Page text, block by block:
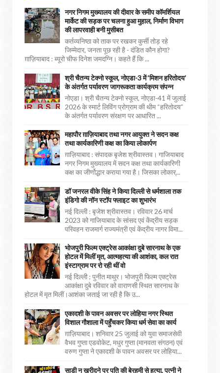
नगर निगम मुख्यालय की दीवार के समीप कॉमर्शियल
मार्केट की सड़क पर चलना हुआ मुहाल, निर्माण विभाग
की लापरवाही बनी मुसीबत
कर्तव्यनिष्ठा को ताक पर रखकर कुर्सी तोड़ रहे
जिम्मेदार, जनता पूछ रही है - दंडित कौन होगा?
ग़ाज़ियाबाद : ब्यूरो चीफ दिनेश जमदग्नि। कहते हैं कि ...
श्री चैतन्य टेक्नो स्कूल, नोएडा-3 में ‘मिशन हरितोदय’
के अंतर्गत पर्यावरण जागरूकता कार्यक्रम संपन्न
नोएडा। श्री चैतन्य टेक्नो स्कूल, नोएडा-41 में जुलाई
2026 के स्मार्ट लिविंग प्रोग्राम की थीम “हरितोदय”
के अंतर्गत पर्यावरण संरक्षण पर आधारित ...
महापौर ग़ाज़ियाबाद तथा नगर आयुक्त ने सदन कक्ष
तथा कार्यकारिणी कक्ष का किया लोकार्पण
ग़ाज़ियाबाद : संपादक बृजेश श्रीवास्तव। गाजियाबाद
नगर निगम मुख्यालय में सदन कक्ष तथा कार्यकारिणी
कक्ष का जीर्णोद्धार कराया गया है। जिसका लोकार्...
डॉ जनरल वीके सिंह ने किया दिल्ली से धर्मशाला तक
इंडिगो की नॉन स्टॉप फ्लाइट का शुभारंभ
नई दिल्ली : बृजेश श्रीवास्तव। रविवार 26 मार्च
2023 को गाजियाबाद के सांसद एवं केंद्रीय सड़क
परिवहन राजमार्ग राज्यमंत्री एवं केंद्रीय नागर विमा...
भोजपुरी फिल्म एक्ट्रेस आकांक्षा दुबे सारनाथ के एक
होटल में मिलीं मृत, आत्महत्या की आशंका, कल रात
इंस्टाग्राम पर रो रही थीं वो
नई दिल्ली : पुनीत माथुर। भोजपुरी फिल्म एक्ट्रेस
आकांक्षा दुबे रविवार को वाराणसी स्थित सारनाथ के
होटल में मृत मिलीं।आशंका जताई जा रही है कि उ...
एकादशी के पावन अवसर पर लोहिया नगर स्थित
विशाल गौशाला में पहुँचकर किया धर्म सेवा का कार्य
ग़ाज़ियाबाद। शनिवार 25 जुलाई को युवा समाजसेवी
वैभव गुप्ता एडवोकेट, मधुर गुप्ता (मानवता संगठन) एवं
वरुण गुप्ता ने एकादशी के पावन अवसर पर लोहिया...
साड़ी न खरीदने पर पति की बेरहमी से हत्या, पत्नी ने